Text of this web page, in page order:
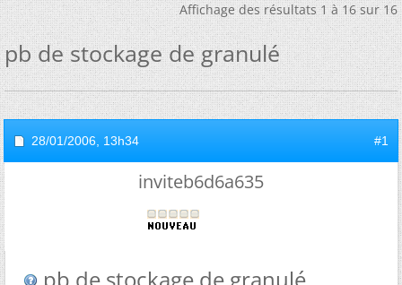
Affichage des résultats 1 à 16 sur 16
pb de stockage de granulé
28/01/2006, 13h34 #1
inviteb6d6a635